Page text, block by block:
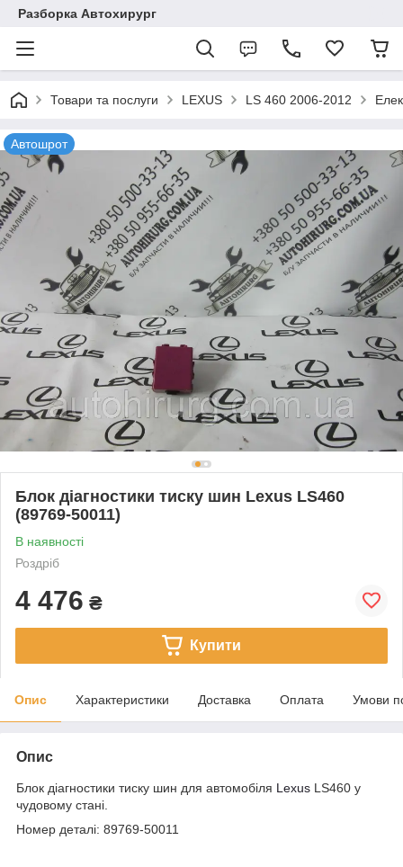
Разборка Автохирург
Товари та послуги LEXUS LS 460 2006-2012
Автошрот
Блок діагностики тиску шин Lexus LS460
(89769-50011)
В наявності
Роздріб
4 476 ₴
Купити
Опис Характеристики Доставка Оплата Умови
Опис
Блок діагностики тиску шин для автомобіля Lexus LS460 у
чудовому стані.
Номер деталі: 89769-50011